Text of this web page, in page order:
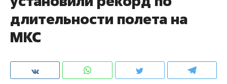
длительности полета на
МКС